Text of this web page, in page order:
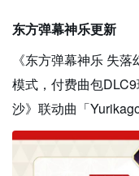
东方弹幕神乐更新
《东方弹幕神乐 失
模式，付费曲包
沙》联动曲「